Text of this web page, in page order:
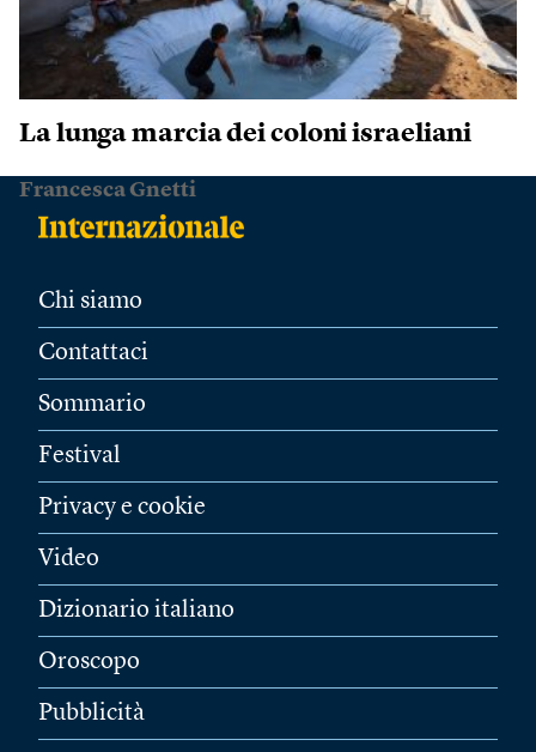
La lunga marcia dei coloni israeliani
Francesca Gnetti
Chi siamo
Contattaci
Sommario
Festival
Privacy e cookie
Video
Dizionario italiano
Oroscopo
Pubblicità